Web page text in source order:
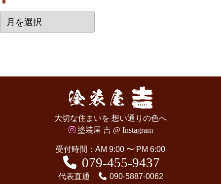
去
大切な住まいを 想い通りの色へ
塗装屋 吉 @ Instagram
受付時間：AM 9:00 〜 PM 6:00
079-455-9437
代表直通 090-5887-0062